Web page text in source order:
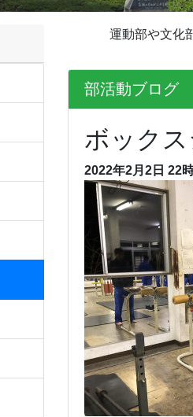
運動部や文化
部活動ブログ
ボック
2022年2月2日 22